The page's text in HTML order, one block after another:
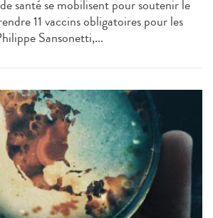
santé se mobilisent pour soutenir le
11 vaccins obligatoires pour les
Sansonetti,...